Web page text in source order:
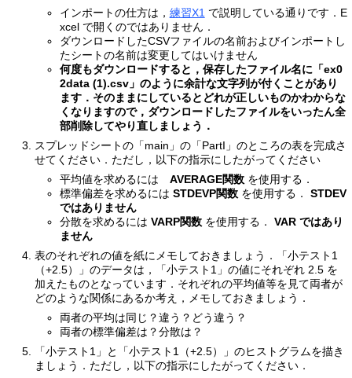
インポートの仕方は， 練習X1 で説明している通りです．E
xcel で開くのではありません．
ダウンロードしたCSVファイルの名前およびインポートし
たシートの名前は変更してはいけません
何度もダウンロードすると，保存したファイル名に「ex0
2data (1).csv」のように余計な文字列が付くことがあり
ます．そのままにしているとどれが正しいものかわからな
くなりますので，ダウンロードしたファイルをいったん全
部削除してやり直しましょう．
スプレッドシートの「main」の「PartI」のところの表を完成さ
せてください．ただし，以下の指示にしたがってください
平均値を求めるには AVERAGE関数を使用する．
標準偏差を求めるには STDEVP関数を使用する． STDEV
ではありません
分散を求めるには VARP関数を使用する． VAR ではあり
ません
表のそれぞれの値を紙にメモしておきましょう．「小テスト1
（+2.5）」のデータは，「小テスト1」の値にそれぞれ 2.5 を
加えたものとなっています．それぞれの平均値等を見て両者が
どのような関係にあるか考え，メモしておきましょう．
両者の平均は同じ？違う？どう違う？
両者の標準偏差は？分散は？
「小テスト1」と「小テスト1（+2.5）」のヒストグラムを描き
ましょう．ただし，以下の指示にしたがってください．